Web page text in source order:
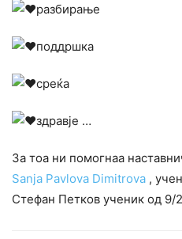
разбирање
поддршка
среќа
здравје …
За тоа ни помогнаа
Sanja Pavlova Dimitrova ,
Стефан Петков ученик од 9/